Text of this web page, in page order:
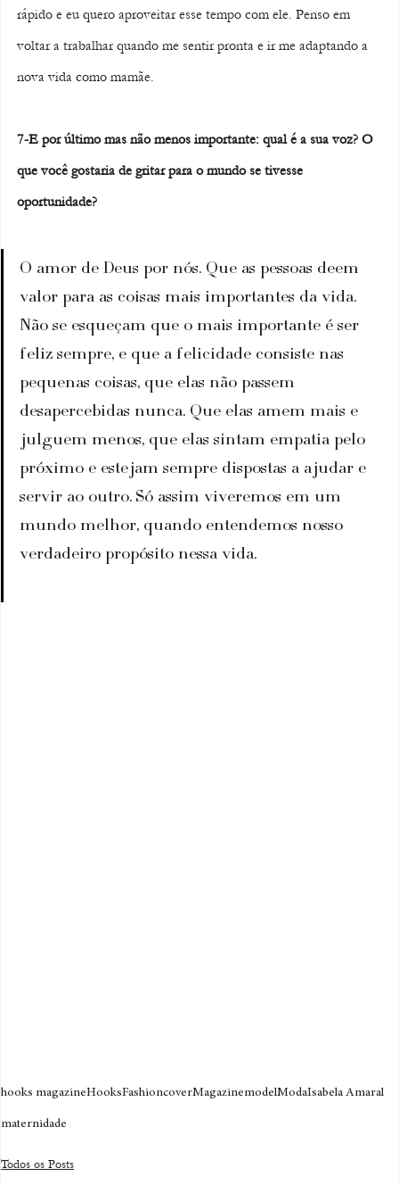
rápido e eu quero aproveitar esse tempo com ele. Penso em
voltar a trabalhar quando me sentir pronta e ir me adaptando a
nova vida como mamãe.
7-E por último mas não menos importante: qual é a sua voz? O
que você gostaria de gritar para o mundo se tivesse
oportunidade?
O amor de Deus por nós. Que as pessoas deem
valor para as coisas mais importantes da vida.
Não se esqueçam que o mais importante é ser
feliz sempre, e que a felicidade consiste nas
pequenas coisas, que elas não passem
desapercebidas nunca. Que elas amem mais e
julguem menos, que elas sintam empatia pelo
próximo e estejam sempre dispostas a ajudar e
servir ao outro. Só assim viveremos em um
mundo melhor, quando entendemos nosso
verdadeiro propósito nessa vida.
hooks magazineHooksFashioncoverMagazinemodelModaIsabela Amaral
maternidade
Todos os Posts